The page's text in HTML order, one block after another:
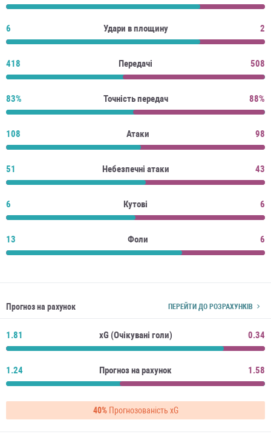
6 Удари в площину 2
418 Передачі 508
83% Точність передач 88%
108 Атаки 98
51 Небезпечні атаки 43
6 Кутові 6
13 Фоли 6
Прогноз на рахунок ПЕРЕЙТИ ДО РОЗРАХУНКІВ
1.81 xG (Очікувані голи) 0.34
1.24 Прогноз на рахунок 1.58
40%Прогнозованість xG